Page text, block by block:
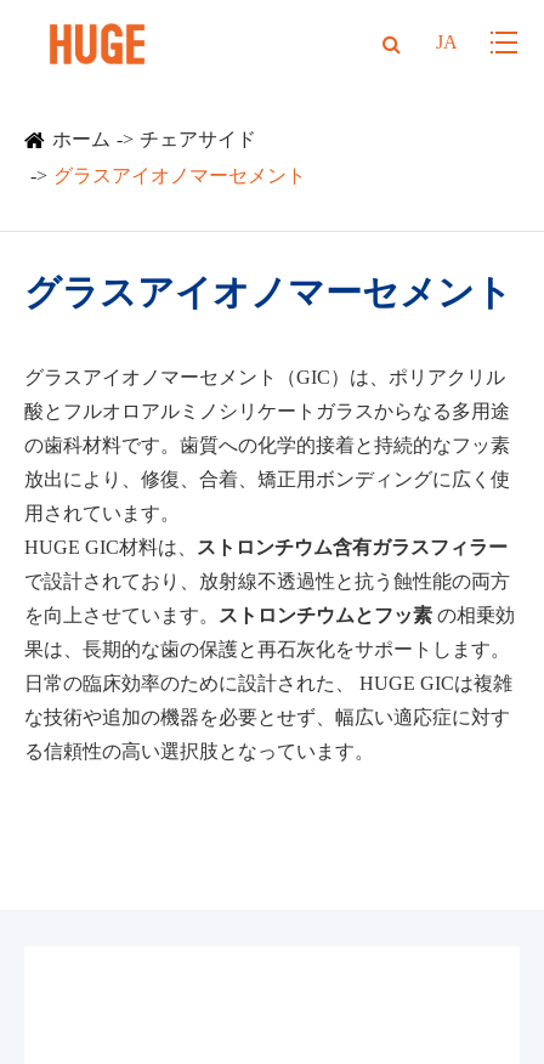
JA
ホーム
チェアサイド
グラスアイオノマーセメント
グラスアイオノマーセメント
グラスアイオノマーセメント（GIC）は、ポリアクリル
酸とフルオロアルミノシリケートガラスからなる多用途
の歯科材料です。歯質への化学的接着と持続的なフッ素
放出により、修復、合着、矯正用ボンディングに広く使
用されています。
HUGE GIC材料は、
ストロンチウム含有ガラスフィラー
で設計されており、放射線不透過性と抗う蝕性能の両方
を向上させています。
ストロンチウムとフッ素 の相乗効
果は、長期的な歯の保護と再石灰化をサポートします。
日常の臨床効率のために設計された、 HUGE GICは複雑
な技術や追加の機器を必要とせず、幅広い適応症に対す
る信頼性の高い選択肢となっています。